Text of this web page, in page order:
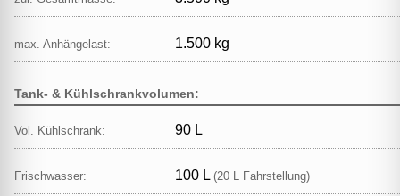
max. Anhängelast: 1.500 kg
Tank- & Kühlschrankvolumen:
Vol. Kühlschrank: 90 L
Frischwasser: 100 L (20 L Fahrstellung)